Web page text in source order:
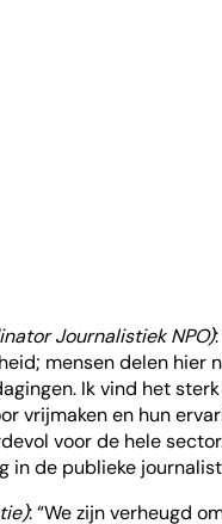
Journalistiek NPO)
mensen delen hier
Ik vind het
vrijmaken en hun
voor de hele
in de publieke
: “We zijn verheugd